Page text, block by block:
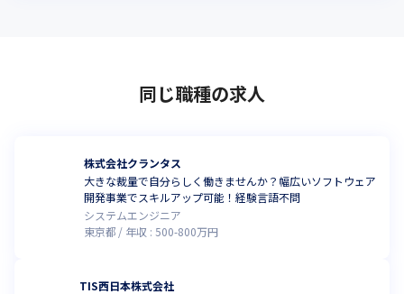
同じ職種の求人
株式会社クランタス
大きな裁量で自分らしく働きませんか？幅広いソフトウェア
開発事業でスキルアップ可能！経験言語不問
システムエンジニア
東京都
年収 : 500-800万円
TIS西日本株式会社